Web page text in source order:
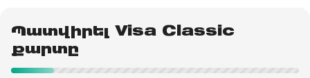
Պատվիրել Visa Classic
քարտը